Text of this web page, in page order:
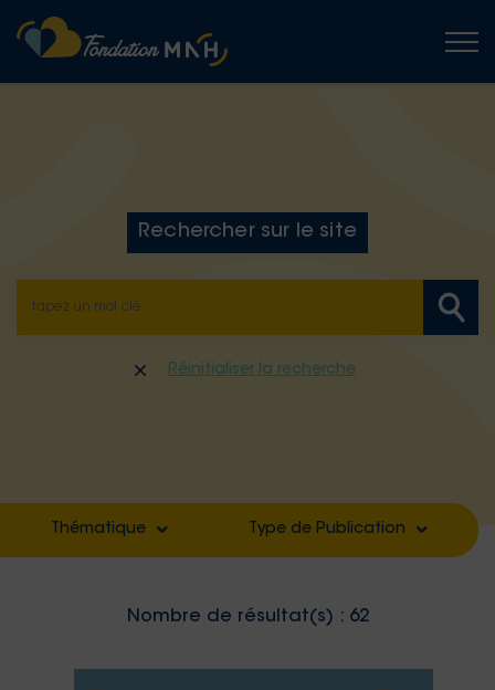
Rechercher sur le site
Réinitialiser la recherche
Thématique
Filter by
Type de Publication
Filter by
Nombre de résultat(s) : 62